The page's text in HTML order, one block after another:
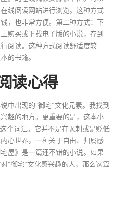
线阅读网站进行浏览。这种方式
，也非常方便。第二种方式：下
购买或下载电子版的小说，存到
阅读。这种方式阅读舒适度较
的书籍。
读心得
中出现的“御宅”文化元素。我找到
趣的地方。更重要的是，这本小
个词汇。它并不是在讽刺或是贬低
心世界，一种关于自由、归属感
屋》是一篇还不错的小说。如果
“御宅”文化感兴趣的人，那么这篇